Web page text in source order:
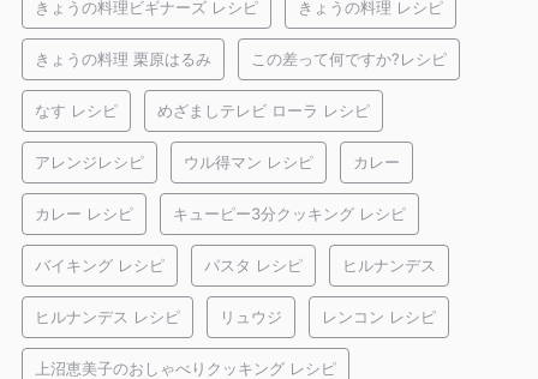
きょうの料理ビギナーズ レシピ きょうの料理 レシピ
きょうの料理 栗原はるみ この差って何ですか?レシピ
なす レシピ めざましテレビ ローラ レシピ
アレンジレシピ ウル得マン レシピ カレー
カレー レシピ キューピー3分クッキング レシピ
バイキング レシピ パスタ レシピ ヒルナンデス
ヒルナンデス レシピ リュウジ レンコン レシピ
上沼恵美子のおしゃべりクッキング レシピ